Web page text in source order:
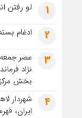
4 هفته قبل
رئوف
تصاویر
مراسم
1 لو رفتن
2 ادغام
3
عصر
نژاد
بخش
4
شهردار
ایران،